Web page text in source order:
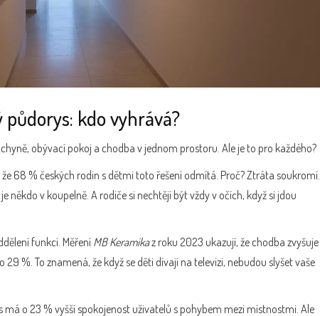
kdo vyhrává?
obývací pokoj a chodba v jednom prostoru. Ale je to pro každého?
68 % českých rodin s dětmi toto řešení odmítá. Proč? Ztráta soukromí.
někdo v koupelně. A rodiče si nechtějí být vždy v očích, když si jdou
funkcí. Měření MB Keramikaz roku 2023 ukazují, že chodba zvyšuje
%. To znamená, že když se děti dívají na televizi, nebudou slyšet vaše
o 23 % vyšší spokojenost uživatelů s pohybem mezi místnostmi. Ale